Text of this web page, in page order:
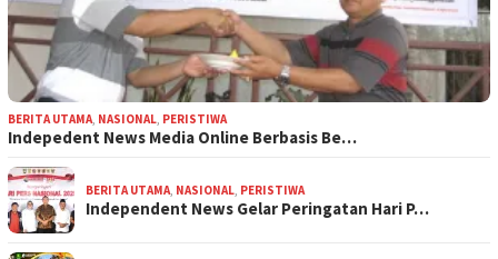
BERITA UTAMA NASIONAL PERISTIWA
Indepedent News Media Online Berbasis Be…
BERITA UTAMA NASIONAL PERISTIWA
Independent News Gelar Peringatan Hari P…